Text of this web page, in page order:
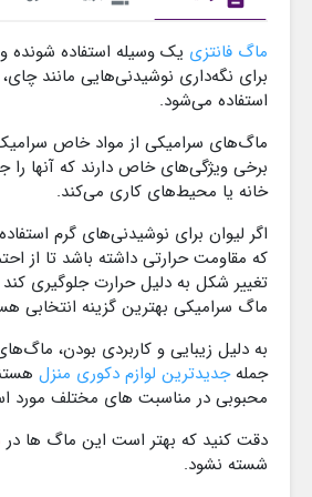
ماگ فانتزی یک وسیله استفاده‌ شونده
برای نگه‌داری نوشیدنی‌هایی مانند چای،
استفاده می‌شود.
ماگ‌های سرامیکی از مواد خاص
برخی ویژگی‌های خاص دارند که آنها را
خانه یا محیط‌های کاری می‌کند.
اگر لیوان برای نوشیدنی‌های گرم
که مقاومت حرارتی داشته باشد تا از
تغییر شکل به دلیل حرارت جلوگیری
ماگ سرامیکی بهترین گزینه انتخابی
به دلیل زیبایی و کاربردی بودن،
جملهجدیدترین لوازم دکوری منزل
محبوبی در مناسبت های مختلف مورد
دقت کنید که بهتر است این ماگ ها در
شسته نشود.